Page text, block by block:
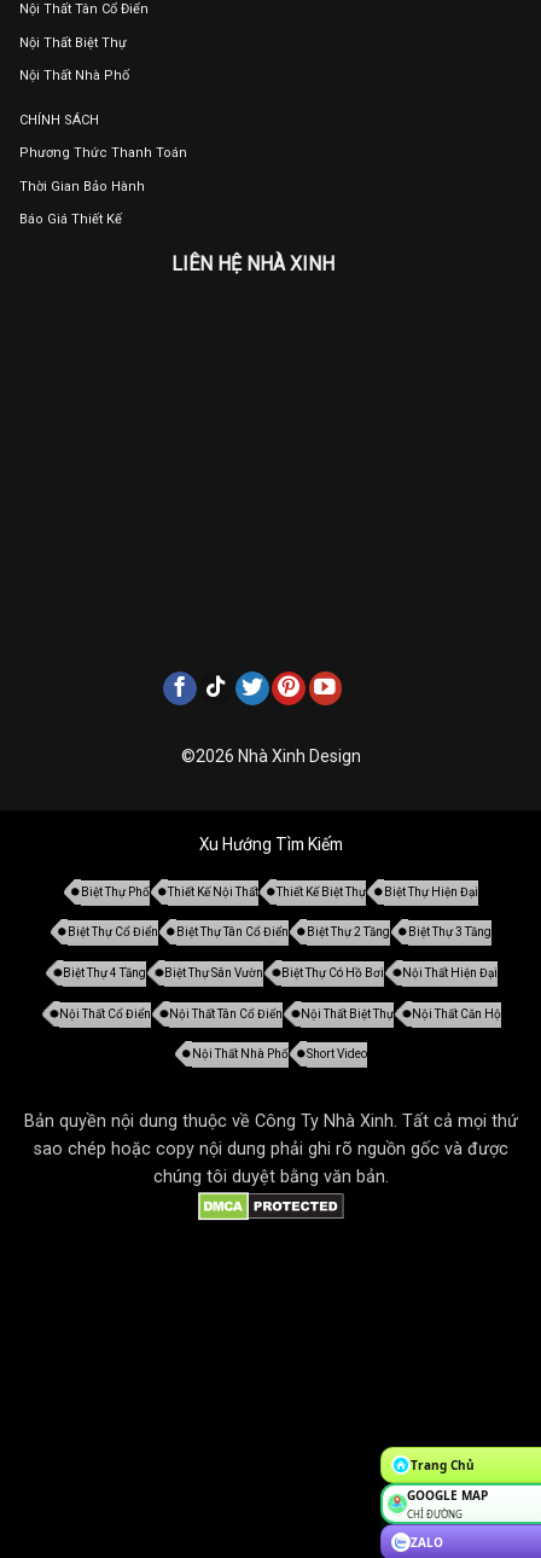
Nội Thất Tân Cổ Điển
Nội Thất Biệt Thự
Nội Thất Nhà Phố
CHÍNH SÁCH
Phương Thức Thanh Toán
Thời Gian Bảo Hành
Báo Giá Thiết Kế
LIÊN HỆ NHÀ XINH
©2026 Nhà Xinh Design
Xu Hướng Tìm Kiếm
Biệt Thự Phố Thiết Kế Nội Thất Thiết Kế Biệt Thự Biệt Thự Hiện Đại
Biệt Thự Cổ Điển Biệt Thự Tân Cổ Điển Biệt Thự 2 Tầng Biệt Thự 3 Tầng
Biệt Thự 4 Tầng Biệt Thự Sân Vườn Biệt Thự Có Hồ Bơi Nội Thất Hiện Đại
Nội Thất Cổ Điển Nội Thất Tân Cổ Điển Nội Thất Biệt Thự Nội Thất Căn Hộ
Nội Thất Nhà Phố Short Video
Bản quyền nội dung thuộc về Công Ty Nhà Xinh. Tất cả mọi thứ
sao chép hoặc copy nội dung phải ghi rõ nguồn gốc và được
chúng tôi duyệt bằng văn bản.
Trang Chủ
GOOGLE MAP
CHỈ ĐƯỜNG
ZALO